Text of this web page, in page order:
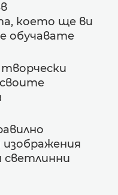
което ще ви
обучавате
изображения
светлинни